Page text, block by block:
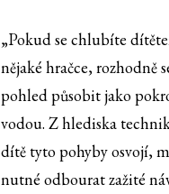
„Pokud se chlubíte
nějaké hračce, rozhodně
pohled působit jako
vodou. Z hlediska
dítě tyto pohyby osvojí,
nutné odbourat zažité